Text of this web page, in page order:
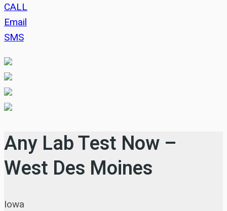
CALL
Email
SMS
Any Lab Test Now –
West Des Moines
Iowa